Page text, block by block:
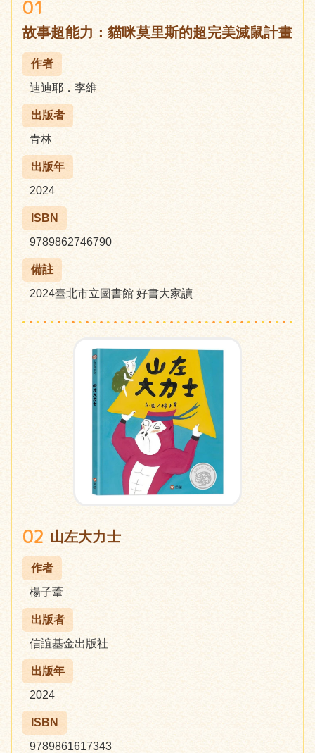
01
故事超能力：貓咪莫里斯的超完美滅鼠計畫
作者
迪迪耶．李維
出版者
青林
出版年
2024
ISBN
9789862746790
備註
2024臺北市立圖書館 好書大家讀
02 山左大力士
作者
楊子葦
出版者
信誼基金出版社
出版年
2024
ISBN
9789861617343